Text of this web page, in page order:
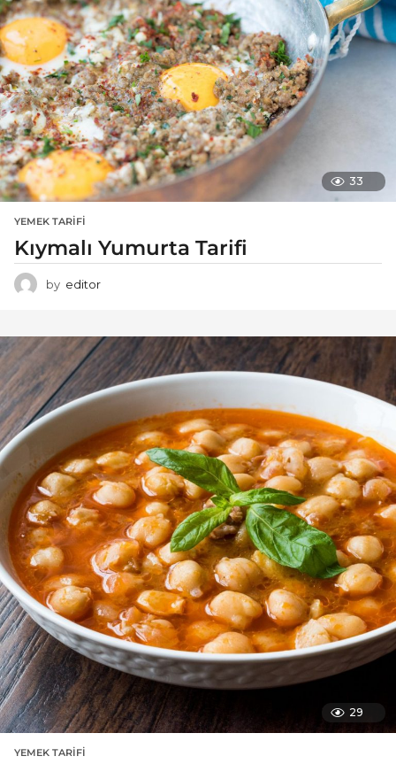
33
YEMEK TARIFI
Kıymalı Yumurta Tarifi
by editor
29
YEMEK TARIFI